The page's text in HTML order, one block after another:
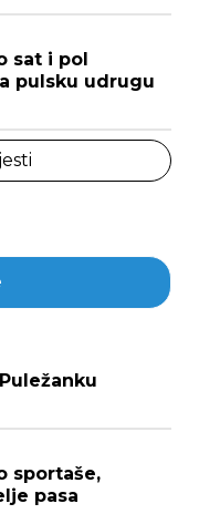
sat i pol
pulsku udrugu
sportaše,
pasa